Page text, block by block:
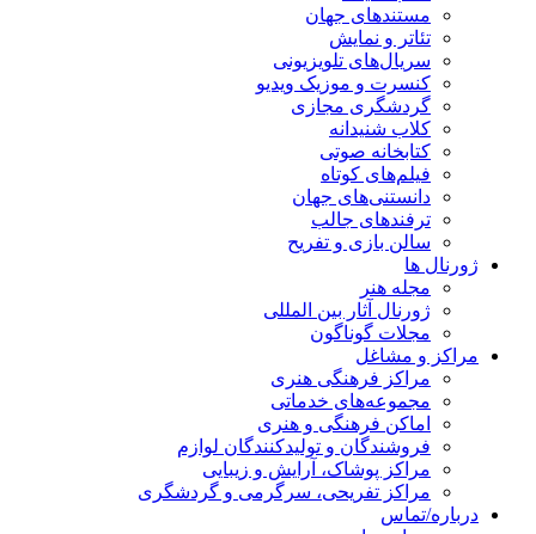
مستندهای جهان
تئاتر و نمایش
سریال‌های تلویزیونی
کنسرت و موزیک ویدیو
گردشگری مجازی
کلاب شنیدانه
کتابخانه صوتی
فیلم‌های کوتاه
دانستنی‌های جهان
ترفندهای جالب
سالن بازی و تفریح
ژورنال ها
مجله هنر
ژورنال آثار بین المللی
مجلات گوناگون
مراکز و مشاغل
مراکز فرهنگی هنری
مجموعه‌های خدماتی
اماکن فرهنگی و هنری
فروشندگان و تولیدکنندگان لوازم
مراکز پوشاک، آرایش و زیبایی
مراکز تفریحی، سرگرمی و گردشگری
درباره/تماس